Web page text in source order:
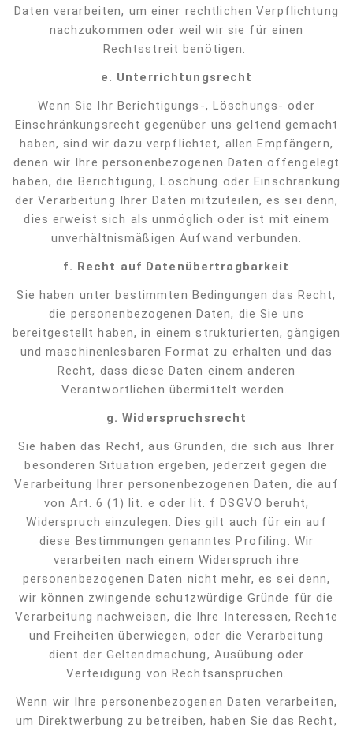
Daten verarbeiten, um einer rechtlichen Verpflichtung
nachzukommen oder weil wir sie für einen
Rechtsstreit benötigen.
e. Unterrichtungsrecht
Wenn Sie Ihr Berichtigungs-, Löschungs- oder
Einschränkungsrecht gegenüber uns geltend gemacht
haben, sind wir dazu verpflichtet, allen Empfängern,
denen wir Ihre personenbezogenen Daten offengelegt
haben, die Berichtigung, Löschung oder Einschränkung
der Verarbeitung Ihrer Daten mitzuteilen, es sei denn,
dies erweist sich als unmöglich oder ist mit einem
unverhältnismäßigen Aufwand verbunden.
f. Recht auf Datenübertragbarkeit
Sie haben unter bestimmten Bedingungen das Recht,
die personenbezogenen Daten, die Sie uns
bereitgestellt haben, in einem strukturierten, gängigen
und maschinenlesbaren Format zu erhalten und das
Recht, dass diese Daten einem anderen
Verantwortlichen übermittelt werden.
g. Widerspruchsrecht
Sie haben das Recht, aus Gründen, die sich aus Ihrer
besonderen Situation ergeben, jederzeit gegen die
Verarbeitung Ihrer personenbezogenen Daten, die auf
von Art. 6 (1) lit. e oder lit. f DSGVO beruht,
Widerspruch einzulegen. Dies gilt auch für ein auf
diese Bestimmungen genanntes Profiling. Wir
verarbeiten nach einem Widerspruch ihre
personenbezogenen Daten nicht mehr, es sei denn,
wir können zwingende schutzwürdige Gründe für die
Verarbeitung nachweisen, die Ihre Interessen, Rechte
und Freiheiten überwiegen, oder die Verarbeitung
dient der Geltendmachung, Ausübung oder
Verteidigung von Rechtsansprüchen.
Wenn wir Ihre personenbezogenen Daten verarbeiten,
um Direktwerbung zu betreiben, haben Sie das Recht,